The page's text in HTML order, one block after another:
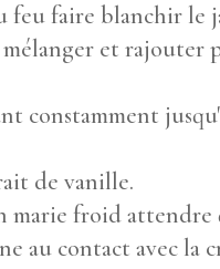
feu faire blanchir le
mélanger et
constamment
de vanille.
marie froid attendre
au contact avec la